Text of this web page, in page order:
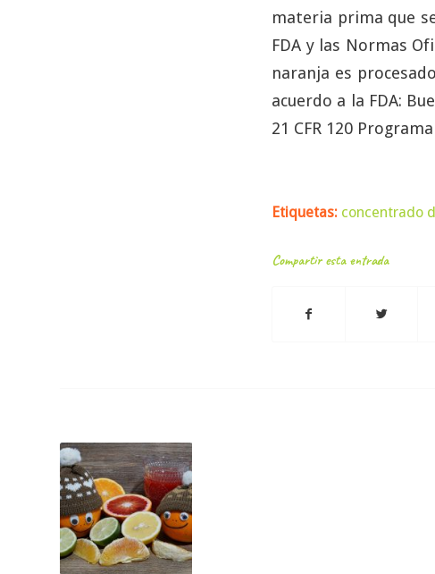
materia prima que
FDA y las Normas
naranja es
acuerdo a la FDA:
21 CFR 120 Programa
Etiquetas: concentrado
Compartir esta entrada